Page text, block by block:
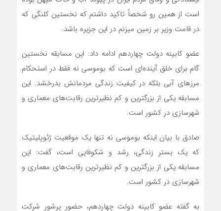
است از همین رو شخصاً تاکید داشتم که نخستین کلنگی که
در قامت وزیر بر زمین میزنم در این جزیره باشد.
عضو کابینه دولت چهاردهم ادامه داد: این مسابقه نخستین
گام برای خلق آینده‌ای است که بوموسی نه فقط در استحکام
مرزهای آبی بلکه در کیفیت زندگی مردمانش بدرخشد. این
مسابقه یکی از بزرگترین و کم نظیرترین رقابت‌های معماری و
شهرسازی در کشور است.
صادق با بیان اینکه بوموسی نه تنها یک موقعیت ژئوپلیتیک
که یک بستر زندگی، رشد و شکوفایی است، گفت: این
مسابقه یکی از بزرگترین و کم نظیرترین رقابت‌های معماری و
شهرسازی در کشور است.
به گفته عضو کابینه دولت چهاردهم، حضور پرشور شرکت